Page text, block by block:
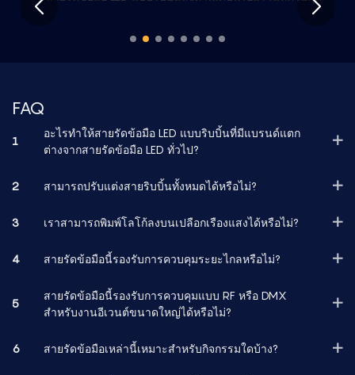
FAQ
1
อะไรทำให้สายรัดข้อมือ LED แบบริบบิ้นที่มีแบรนด์แตก
ต่างจากสายรัดข้อมือ LED ทั่วไป?
2 สามารถปรับแต่งสายริบบิ้นทั้งหมดได้หรือไม่?
3 เราสามารถพิมพ์โลโก้ลงบนเปลือกเรืองแสงได้หรือไม่?
4 สายรัดข้อมือนี้รองรับการควบคุมระยะไกลหรือไม่?
5
สายรัดข้อมือนี้รองรับการควบคุมแบบ RF หรือ DMX
สำหรับงานอีเวนต์ขนาดใหญ่ได้หรือไม่?
6 สายรัดข้อมือเหล่านี้เหมาะสำหรับกิจกรรมใดบ้าง?